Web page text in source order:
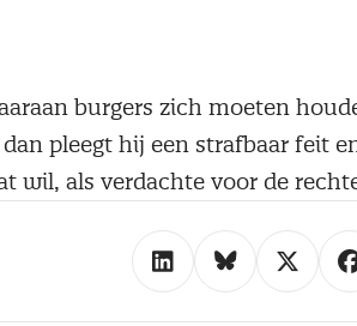
burgers zich moeten
pleegt hij een strafbaar feit
wil, als verdachte voor de